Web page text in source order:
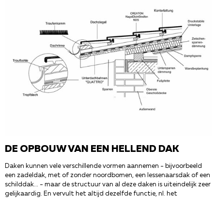
DE OPBOUW VAN EEN HELLEND DAK
Daken kunnen vele verschillende vormen aannemen - bijvoorbeeld
een zadeldak, met of zonder noordbomen, een lessenaarsdak of een
schilddak... - maar de structuur van al deze daken is uiteindelijk zeer
gelijkaardig. En vervult het altijd dezelfde functie, nl. het